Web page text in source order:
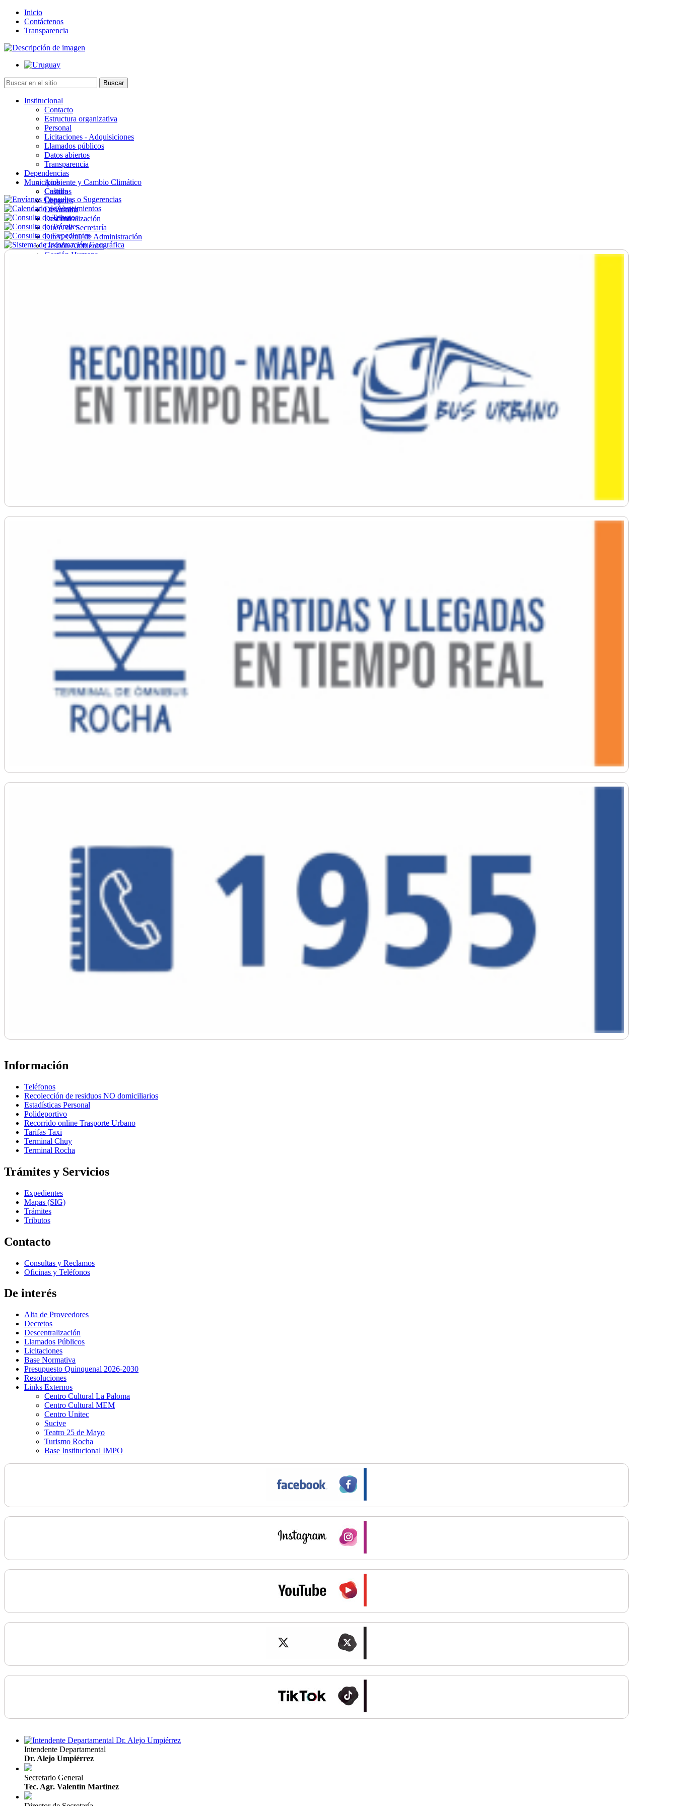
Inicio
Contáctenos
Transparencia
Institucional
Contacto
Estructura organizativa
Personal
Licitaciones - Adquisiciones
Llamados públicos
Datos abiertos
Transparencia
Dependencias
Ambiente y Cambio Climático
Cultura
Deportes
Desarrollo
Descentralización
Direc. de Secretaría
Direc. Gral. de Administración
Gestión Ambiental
Gestión Humana
Municipios
Castillos
Chuy
La Paloma
Lascano
Información
Teléfonos
Recolección de residuos NO domiciliarios
Estadísticas Personal
Polideportivo
Recorrido online Trasporte Urbano
Tarifas Taxi
Terminal Chuy
Terminal Rocha
Trámites y Servicios
Expedientes
Mapas (SIG)
Trámites
Tributos
Contacto
Consultas y Reclamos
Oficinas y Teléfonos
De interés
Alta de Proveedores
Decretos
Descentralización
Llamados Públicos
Licitaciones
Base Normativa
Presupuesto Quinquenal 2026-2030
Resoluciones
Links Externos
Centro Cultural La Paloma
Centro Cultural MEM
Centro Unitec
Sucive
Teatro 25 de Mayo
Turismo Rocha
Base Institucional IMPO
Intendente Departamental
Dr. Alejo Umpiérrez
Secretario General
Tec. Agr. Valentín Martínez